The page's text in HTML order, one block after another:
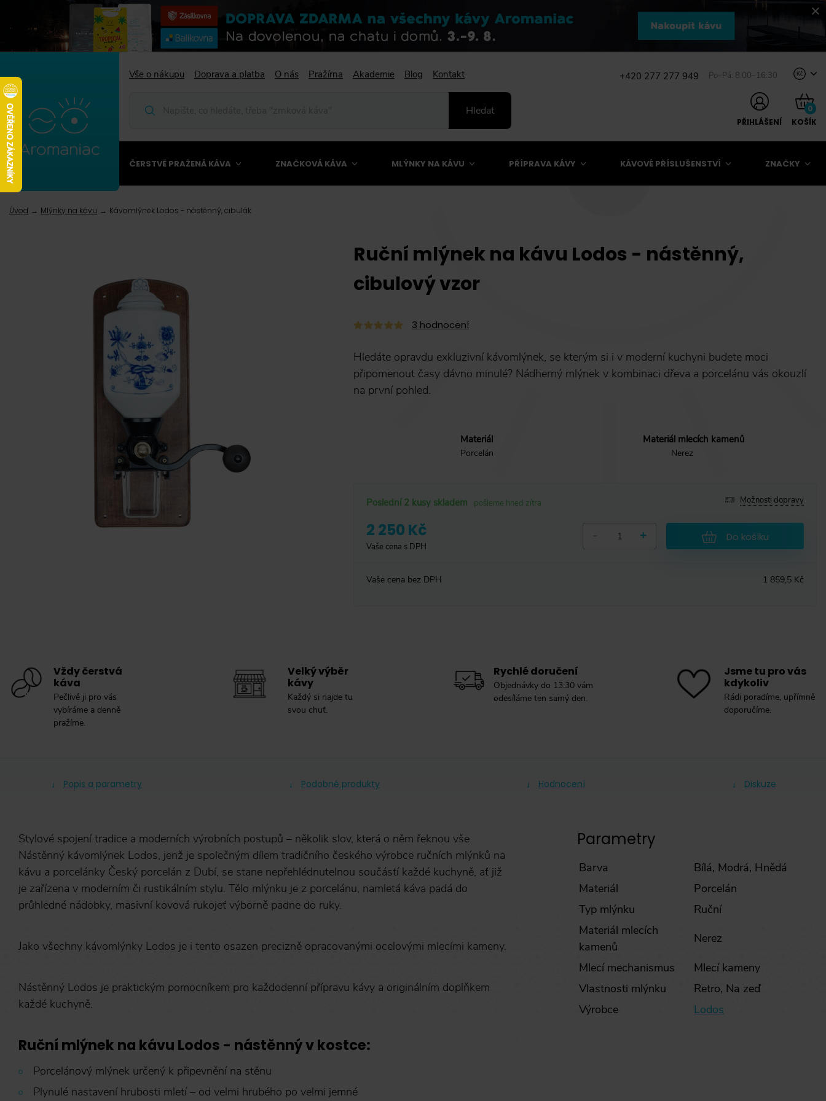
Vše o nákupu Doprava a platba O nás Pražírna Akademie Blog Kontakt
Hledat
+420 277 277 949 Po–Pá: 8:00–16:30 Kč
PŘIHLÁŠENÍ
0
KOŠÍK
ČERSTVĚ PRAŽENÁ KÁVA ZNAČKOVÁ KÁVA MLÝNKY NA KÁVU PŘÍPRAVA KÁVY KÁVOVÉ PŘÍSLUŠENSTVÍ ZNAČKY
Úvod Mlýnky na kávu Kávomlýnek Lodos - nástěnný, cibulák
Ruční mlýnek na kávu Lodos - nástěnný,
cibulový vzor
3 hodnocení
Hledáte opravdu exkluzivní kávomlýnek, se kterým si i v moderní kuchyni budete moci
připomenout časy dávno minulé? Nádherný mlýnek v kombinaci dřeva a porcelánu vás okouzlí
na první pohled.
Materiál
Porcelán
Materiál mlecích kamenů
Nerez
Poslední 2 kusy skladem pošleme hned zítra Možnosti dopravy
2 250 Kč
Vaše cena s DPH
+ Do košíku
Vaše cena bez DPH 1 859,5 Kč
Vždy čerstvá
káva
Pečlivě ji pro vás
vybíráme a denně
pražíme.
Velký výběr
kávy
Každý si najde tu
svou chuť.
Rychlé doručení
Objednávky do 13:30 vám
odesíláme ten samý den.
Jsme tu pro vás
kdykoliv
Rádi poradíme, upřímně
doporučíme.
Popis a parametry Podobné produkty Hodnocení Diskuze
Stylové spojení tradice a moderních výrobních postupů – několik slov, která o něm řeknou vše.
Nástěnný kávomlýnek Lodos, jenž je společným dílem tradičního českého výrobce ručních mlýnků na
kávu a porcelánky Český porcelán z Dubí, se stane nepřehlédnutelnou součástí každé kuchyně, ať již
je zařízena v moderním či rustikálním stylu. Tělo mlýnku je z porcelánu, namletá káva padá do
průhledné nádobky, masivní kovová rukojeť výborně padne do ruky.
Jako všechny kávomlýnky Lodos je i tento osazen precizně opracovanými ocelovými mlecími kameny.
Nástěnný Lodos je praktickým pomocníkem pro každodenní přípravu kávy a originálním doplňkem
každé kuchyně.
Ruční mlýnek na kávu Lodos - nástěnný v kostce:
Porcelánový mlýnek určený k připevnění na stěnu
Plynulé nastavení hrubosti mletí – od velmi hrubého po velmi jemné
Parametry
Barva Bílá, Modrá, Hnědá
Materiál
Porcelán
Typ mlýnku
Ruční
Materiál mlecích
kamenů
Nerez
Mlecí mechanismus
Mlecí kameny
Vlastnosti mlýnku
Retro, Na zeď
Výrobce
Lodos